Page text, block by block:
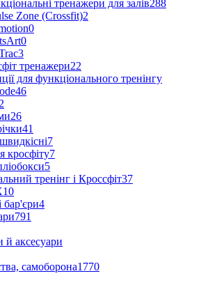
тренажери для залів288
Zone (Crossfit)2
0
0
3
тренажери22
для функціонального тренінгу
46
26
41
7
кросфіту7
5
тренінг і Кроссфіт37
10
бар'єри4
791
й аксесуари
самоборона1770